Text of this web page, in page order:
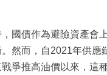
國債作為避險資產會
然而，自2021年供應
爭推高油價以來，這